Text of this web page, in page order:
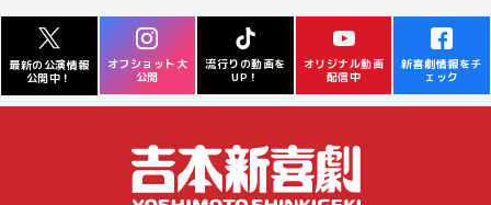
最新の公演情報
公開中！
オフショット大
公開
流行りの動画を
UP！
オリジナル動画
配信中
新喜劇情報をチ
ェック